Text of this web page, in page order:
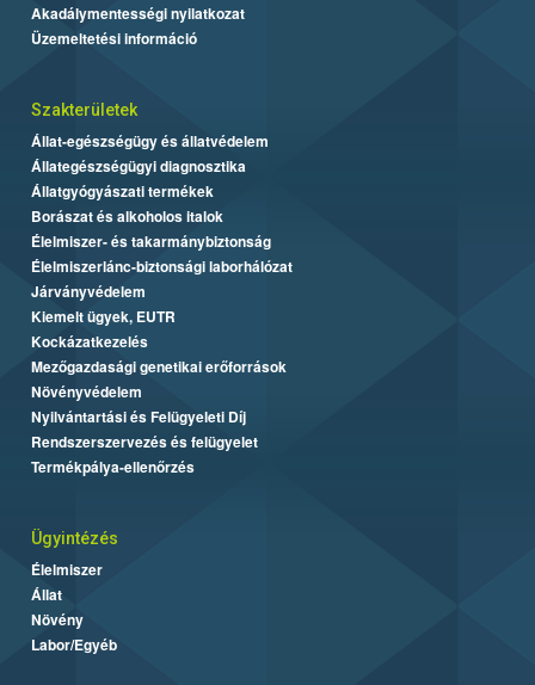
Akadálymentességi nyilatkozat
Üzemeltetési információ
Szakterületek
Állat-egészségügy és állatvédelem
Állategészségügyi diagnosztika
Állatgyógyászati termékek
Borászat és alkoholos italok
Élelmiszer- és takarmánybiztonság
Élelmiszerlánc-biztonsági laborhálózat
Járványvédelem
Kiemelt ügyek, EUTR
Kockázatkezelés
Mezőgazdasági genetikai erőforrások
Növényvédelem
Nyilvántartási és Felügyeleti Díj
Rendszerszervezés és felügyelet
Termékpálya-ellenőrzés
Ügyintézés
Élelmiszer
Állat
Növény
Labor/Egyéb